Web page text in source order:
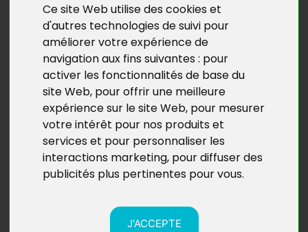
Ce site Web utilise des cookies et
d'autres technologies de suivi pour
améliorer votre expérience de
navigation aux fins suivantes : pour
activer les fonctionnalités de base du
site Web, pour offrir une meilleure
expérience sur le site Web, pour mesurer
votre intérêt pour nos produits et
services et pour personnaliser les
interactions marketing, pour diffuser des
publicités plus pertinentes pour vous.
J'ACCEPTE
Les enfants de la
guerre